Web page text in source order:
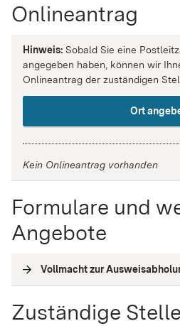
Onlineantrag
Hinweis: Sobald Sie eine
angegeben haben, können wir
Onlineantrag der zuständigen
Ort
Kein Onlineantrag vorhanden
Formulare und
Angebote
Vollmacht zur
Zuständige Stelle